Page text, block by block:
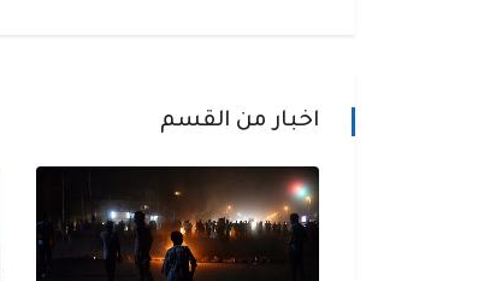
اخبار من القسم